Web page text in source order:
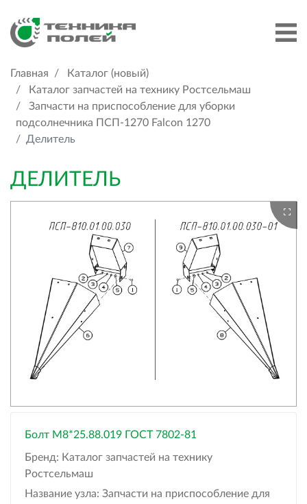
Главная
Каталог (новый)
Каталог запчастей на технику Ростсельмаш
Запчасти на приспособление для уборки
подсолнечника ПСП-1270 Falcon 1270
Делитель
ДЕЛИТЕЛЬ
Болт М8*25.88.019 ГОСТ 7802-81
Бренд: Каталог запчастей на технику
Ростсельмаш
Название узла: Запчасти на приспособление для